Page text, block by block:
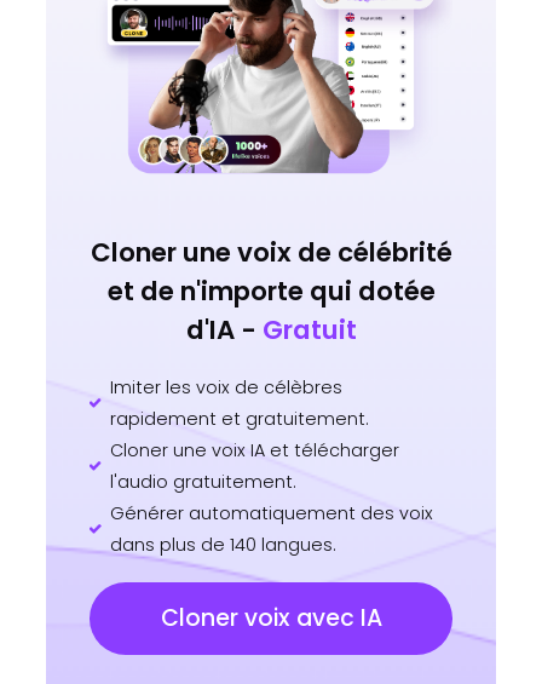
Cloner une voix de célébrité
et de n'importe qui dotée
d'IA - Gratuit
Imiter les voix de célèbres
rapidement et gratuitement.
Cloner une voix IA et télécharger
l'audio gratuitement.
Générer automatiquement des voix
dans plus de 140 langues.
Cloner voix avec IA